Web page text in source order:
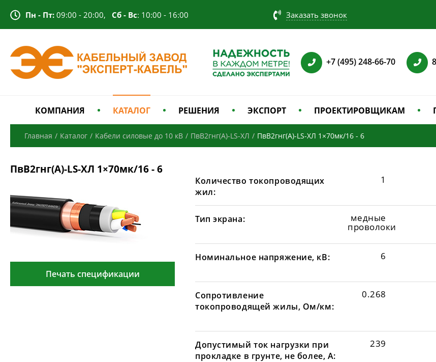
Пн - Пт: 09:00 - 20:00, Сб - Вс: 10:00 - 16:00 Заказать звонок
+7 (495) 248-66-70
КОМПАНИЯ КАТАЛОГ РЕШЕНИЯ ЭКСПОРТ ПРОЕКТИРОВЩИКАМ
Главная / Каталог / Кабели силовые до 10 кВ / ПвВ2гнг(А)-LS-ХЛ / ПвВ2гнг(А)-LS-ХЛ 1×70мк/16 - 6
ПвВ2гнг(А)-LS-ХЛ 1×70мк/16 - 6
Печать спецификации
Количество токопроводящих
жил:
1
Тип экрана: медные
проволоки
Номинальное напряжение, кВ: 6
Сопротивление
токопроводящей жилы, Ом/км:
0.268
Допустимый ток нагрузки при
прокладке в грунте, не более, А:
239